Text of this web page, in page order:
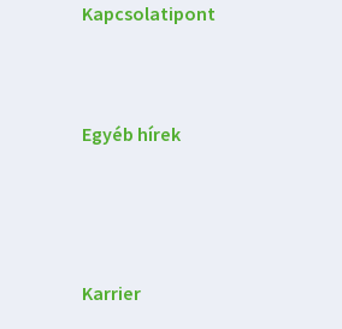
Kapcsolatipont
Egyéb hírek
Karrier